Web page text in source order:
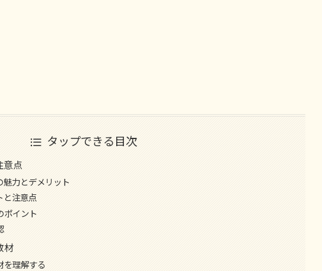
タップできる目次
意点
力とデメリット
と注意点
ポイント
材
を理解する